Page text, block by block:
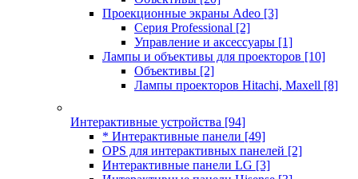
Проекционные экраны Adeo [3]
Серия Professional [2]
Управление и аксессуары [1]
Лампы и объективы для проекторов [10]
Объективы [2]
Лампы проекторов Hitachi, Maxell [8]
Интерактивные устройства [94]
* Интерактивные панели [49]
OPS для интерактивных панелей [2]
Интерактивные панели LG [3]